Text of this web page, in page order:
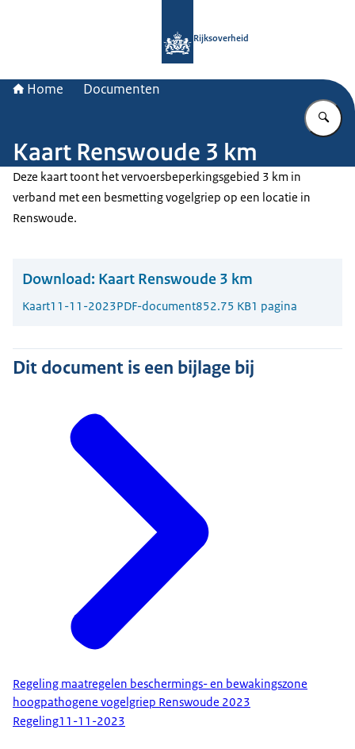
Rijksoverheid
Home Documenten
Kaart Renswoude 3 km
Deze kaart toont het vervoersbeperkingsgebied 3 km in
verband met een besmetting vogelgriep op een locatie in
Renswoude.
Download: Kaart Renswoude 3 km
Kaart11-11-2023PDF-document852.75 KB1 pagina
Dit document is een bijlage bij
Regeling maatregelen beschermings- en bewakingszone
hoogpathogene vogelgriep Renswoude 2023
Regeling11-11-2023